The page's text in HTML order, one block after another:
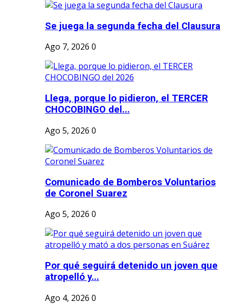
Se juega la segunda fecha del Clausura
Ago 7, 2026 0
Llega, porque lo pidieron, el TERCER
CHOCOBINGO del...
Ago 5, 2026 0
Comunicado de Bomberos Voluntarios
de Coronel Suarez
Ago 5, 2026 0
Por qué seguirá detenido un joven que
atropelló y...
Ago 4, 2026 0